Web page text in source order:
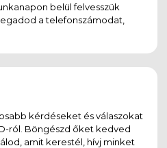
belül felvesszük
a telefonszámodat,
kérdéseket és válaszokat
ról. Böngészd őket kedved
amit kerestél, hívj minket